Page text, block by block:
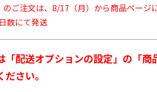
ご注文は、8/17（月）から商品ページ
数にて発送
配送オプションの設定」の「商
さい。